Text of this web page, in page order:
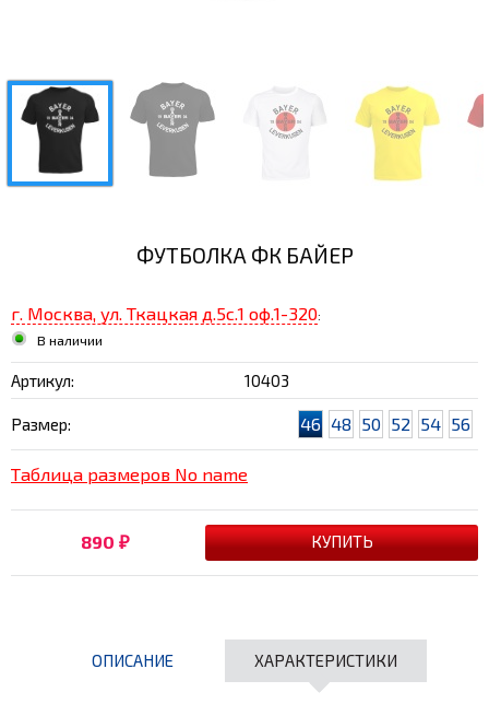
ФУТБОЛКА ФК БАЙЕР
г. Москва, ул. Ткацкая д.5с.1 оф.1-320:
В наличии
Артикул: 10403
Размер: 46 48 50 52 54 56
Таблица размеров No name
890₽
ОПИСАНИЕ ХАРАКТЕРИСТИКИ